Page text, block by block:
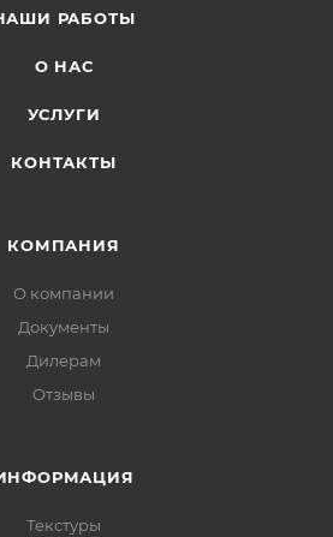
РАБОТЫ
О НАС
УСЛУГИ
КОНТАКТЫ
КОМПАНИЯ
О компании
Документы
Дилерам
Отзывы
Текстуры